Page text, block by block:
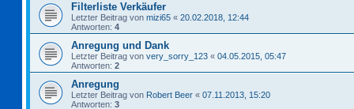
Filterliste Verkäufer
Letzter Beitrag von mizi65 « 20.02.2018, 12:44
Antworten: 4
Anregung und Dank
Letzter Beitrag von very_sorry_123 « 04.05.2015, 05:47
Antworten: 2
Anregung
Letzter Beitrag von Robert Beer « 07.11.2013, 15:20
Antworten: 3